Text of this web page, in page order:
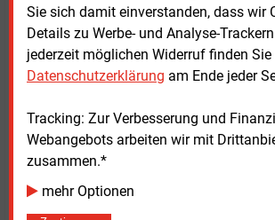
Sie sich damit einverstanden, dass wir
Details zu Werbe- und Analyse-
jederzeit möglichen Widerruf finden Sie
Datenschutzerklärung am Ende jeder
Tracking: Zur Verbesserung und
Webangebots arbeiten wir mit
zusammen.*
mehr Optionen
Der Windpark Gennaker ist 15
Halbinsel Fischland-Darß-Zingst
den bereits bestehenden Windpark
Skyborn Renewables bis 2028 mehr
900 MW errichten.
Mittwoch, 17.09.2025, 16:57 Uhr
Katia Meyer-Tien